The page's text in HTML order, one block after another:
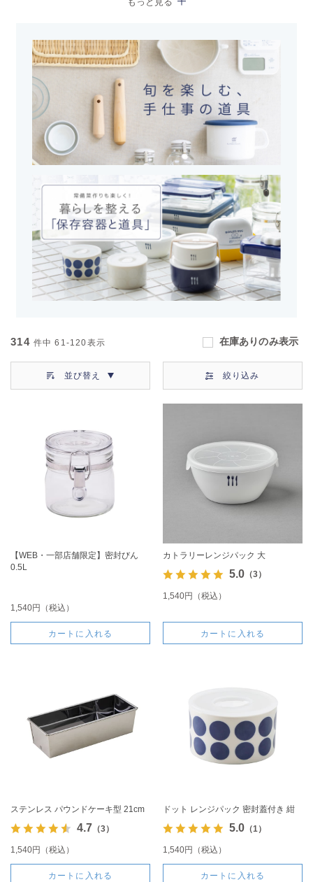
314 件中 61-120表示 在庫ありのみ表示
並び替え 絞り込み
【WEB・一部店舗限定】密封びん
0.5L
1,540円（税込）
カートに入れる
カトラリーレンジパック 大
5.0（3）
1,540円（税込）
カートに入れる
ステンレス パウンドケーキ型 21cm
4.7 （3）
1,540円（税込）
カートに入れる
ドット レンジパック 密封蓋付き 紺
5.0（1）
1,540円（税込）
カートに入れる